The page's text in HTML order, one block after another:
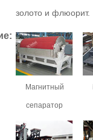
золото и флюорит.
Магнитный
сепаратор